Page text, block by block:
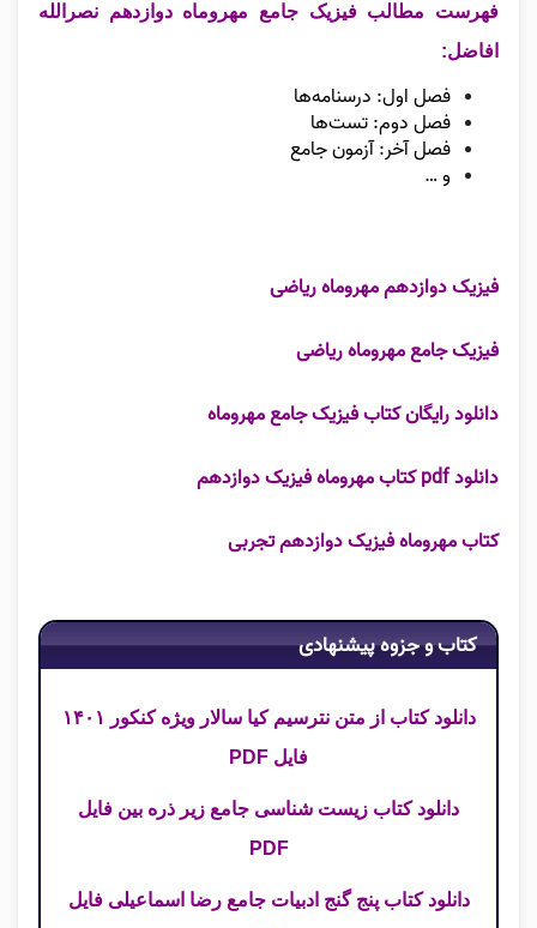
فهرست مطالب فیزیک جامع مهروماه دوازدهم نصرالله
افاضل:
فصل اول: درسنامه‌ها
فصل دوم: تست‌ها
فصل آخر: آزمون جامع
و …
فیزیک دوازدهم مهروماه ریاضی
فیزیک جامع مهروماه ریاضی
دانلود رایگان کتاب فیزیک جامع مهروماه
دانلود pdf کتاب مهروماه فیزیک دوازدهم
کتاب مهروماه فیزیک دوازدهم تجربی
کتاب و جزوه پیشنهادی
دانلود کتاب از متن نترسیم کیا سالار ویژه کنکور ۱۴۰۱
فایل PDF
دانلود کتاب زیست شناسی جامع زیر ذره بین فایل
PDF
دانلود کتاب پنج گنج ادبیات جامع رضا اسماعیلی فایل